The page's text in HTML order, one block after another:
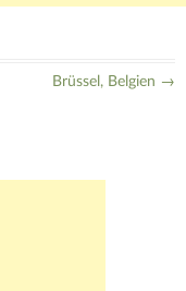
Brüssel, Belgien →